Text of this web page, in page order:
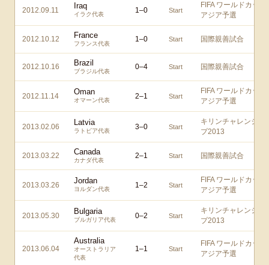
2012.09.11 Iraq
イラク代表 1–0 Start
FIFA ワールドカップ
アジア予選
2012.10.12 France
フランス代表
1–0 Start 国際親善試合
2012.10.16 Brazil
ブラジル代表
0–4 Start 国際親善試合
2012.11.14 Oman
オマーン代表 2–1 Start
FIFA ワールドカップ
アジア予選
2013.02.06 Latvia
ラトビア代表 3–0 Start
キリンチャレンジカ
プ2013
2013.03.22 Canada
カナダ代表
2–1 Start 国際親善試合
2013.03.26 Jordan
ヨルダン代表 1–2 Start
FIFA ワールドカップ
アジア予選
2013.05.30 Bulgaria
ブルガリア代表 0–2 Start
キリンチャレンジカ
プ2013
2013.06.04
Australia
オーストラリア
代表
1–1 Start
FIFA ワールドカップ
アジア予選